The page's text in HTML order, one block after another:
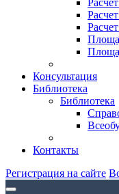
Консультация
Библиотека
Библиотека
Контакты
Регистрация на сайте